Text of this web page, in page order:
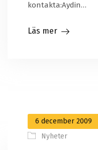
kontakta:Aydin…
Läs mer
6 december 2009
Nyheter